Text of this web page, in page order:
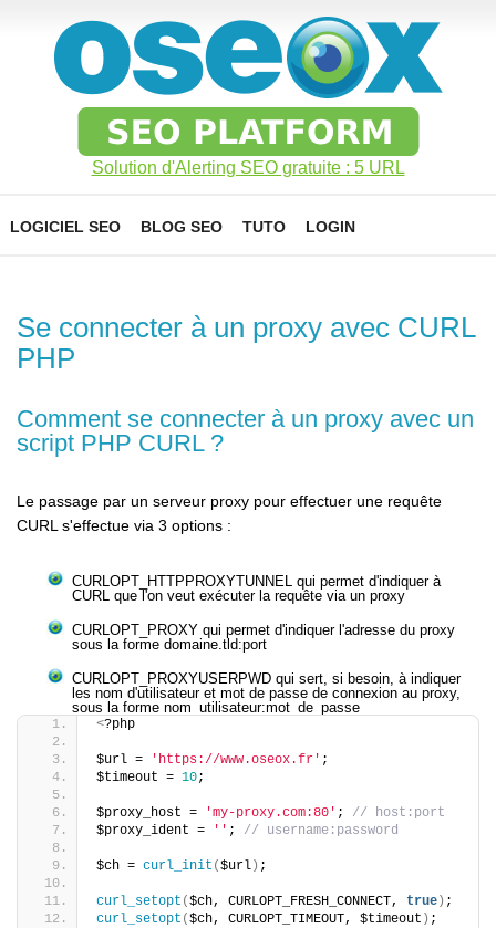
Solution d'Alerting SEO gratuite : 5 URL
LOGICIEL SEO BLOG SEO TUTO LOGIN
Se connecter à un proxy avec CURL
PHP
Comment se connecter à un proxy avec un
script PHP CURL ?
Le passage par un serveur proxy pour effectuer une requête
CURL s'effectue via 3 options :
CURLOPT_HTTPPROXYTUNNEL qui permet d'indiquer à
CURL que l'on veut exécuter la requête via un proxy
CURLOPT_PROXY qui permet d'indiquer l'adresse du proxy
sous la forme domaine.tld:port
CURLOPT_PROXYUSERPWD qui sert, si besoin, à indiquer
les nom d'utilisateur et mot de passe de connexion au proxy,
sous la forme nom_utilisateur:mot_de_passe
<?php
$url = 'https://www.oseox.fr' ;
$timeout = 10;
$proxy_host = 'my-proxy.com:80' ; // host:port
$proxy_ident =
'' ; // username:password
$ch = curl_init ($url ) ;
curl_setopt ($ch, CURLOPT_FRESH_CONNECT, true ) ;
curl_setopt ($ch, CURLOPT_TIMEOUT, $timeout ) ;